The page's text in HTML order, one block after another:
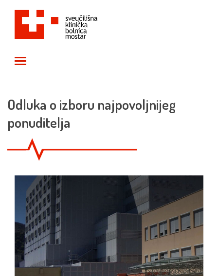
Odluka o izboru najpovoljnijeg
ponuditelja